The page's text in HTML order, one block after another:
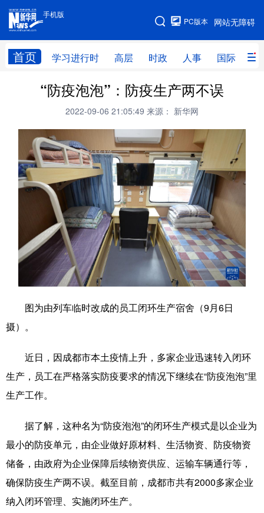
手机版
网站无障碍
PC版本
首页 学习进行时 高层 时政 人事 国际 财
手机版
网站地图
学习进行时 高层 时政 人事
财经 网评
台湾 思客智库 全球连线
科技 科创 量子 体育
文化 书画 健康 军事
视频 图片
法律 中央文件 金融 汽车
人居 信息化 数字经济
学术中国 乡村振兴 银龄 溯源中国
城市 旅游 能源 会展
公益 一带一路 亚太网 上市公司
地方频道
北京 天津 河北 山西
辽宁 吉林 上海 江苏
浙江 安徽
“防疫泡泡”：防疫生产两不误
2022-09-06 21:05:49 来源： 新华网
图为由列车临时改成的员工闭环生产宿舍（9月6日
摄）。
近日，因成都市本土疫情上升，多家企业迅速转入闭环
生产，员工在严格落实防疫要求的情况下继续在“防疫泡泡”里
生产工作。
据了解，这种名为“防疫泡泡”的闭环生产模式是以企业为
最小的防疫单元，由企业做好原材料、生活物资、防疫物资
储备，由政府为企业保障后续物资供应、运输车辆通行等，
确保防疫生产两不误。截至目前，成都市共有2000多家企业
纳入闭环管理、实施闭环生产。